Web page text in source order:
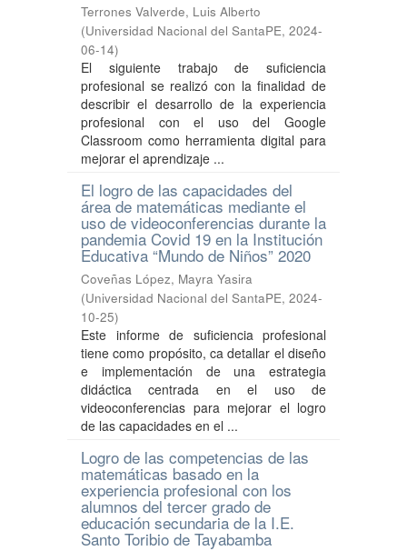
Terrones Valverde, Luis Alberto
(Universidad Nacional del SantaPE, 2024-
06-14)
El siguiente trabajo de suficiencia
profesional se realizó con la finalidad de
describir el desarrollo de la experiencia
profesional con el uso del Google
Classroom como herramienta digital para
mejorar el aprendizaje ...
El logro de las capacidades del
área de matemáticas mediante el
uso de videoconferencias durante la
pandemia Covid 19 en la Institución
Educativa “Mundo de Niños” 2020
Coveñas López, Mayra Yasira
(Universidad Nacional del SantaPE, 2024-
10-25)
Este informe de suficiencia profesional
tiene como propósito, ca detallar el diseño
e implementación de una estrategia
didáctica centrada en el uso de
videoconferencias para mejorar el logro
de las capacidades en el ...
Logro de las competencias de las
matemáticas basado en la
experiencia profesional con los
alumnos del tercer grado de
educación secundaria de la I.E.
Santo Toribio de Tayabamba